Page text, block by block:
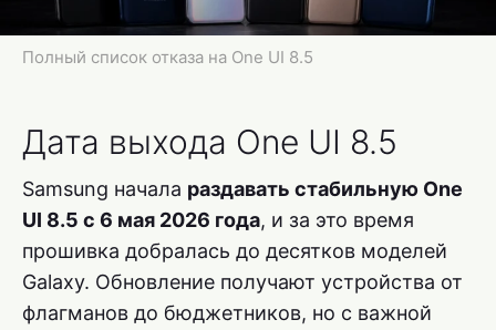
Полный список отказа на One UI 8.5
Дата выхода One UI 8.5
Samsung начала раздавать стабильную One
UI 8.5 с 6 мая 2026 года, и за это время
прошивка добралась до десятков моделей
Galaxy. Обновление получают устройства от
флагманов до бюджетников, но с важной